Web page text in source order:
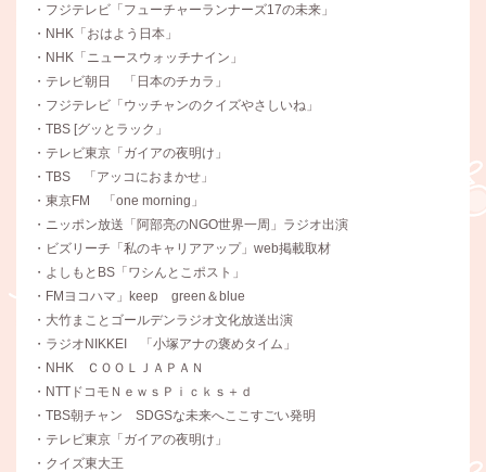
・フジテレビ「フューチャーランナーズ17の未来」
・NHK「おはよう日本」
・NHK「ニュースウォッチナイン」
・テレビ朝日 「日本のチカラ」
・フジテレビ「ウッチャンのクイズやさしいね」
・TBS [グッとラック」
・テレビ東京「ガイアの夜明け」
・TBS 「アッコにおまかせ」
・東京FM 「one morning」
・ニッポン放送「阿部亮のNGO世界一周」ラジオ出演
・ビズリーチ「私のキャリアアップ」web掲載取材
・よしもとBS「ワシんとこポスト」
・FMヨコハマ」keep green＆blue
・大竹まことゴールデンラジオ文化放送出演
・ラジオNIKKEI 「小塚アナの褒めタイム」
・NHK ＣＯＯＬＪＡＰＡＮ
・NTTドコモＮｅｗｓＰｉｃｋｓ＋ｄ
・TBS朝チャン SDGSな未来へここすごい発明
・テレビ東京「ガイアの夜明け」
・クイズ東大王